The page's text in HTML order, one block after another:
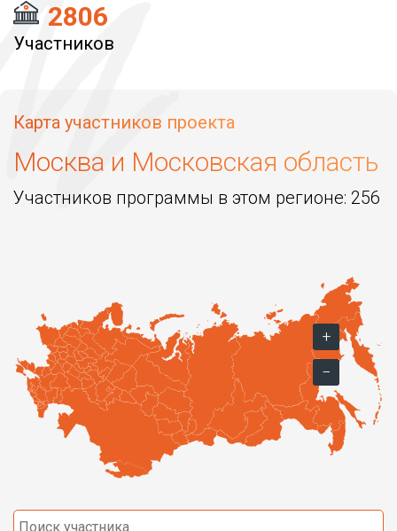
2806
Участников
Карта участников проекта
Москва и Московская область
Участников программы в этом регионе: 256
+
−